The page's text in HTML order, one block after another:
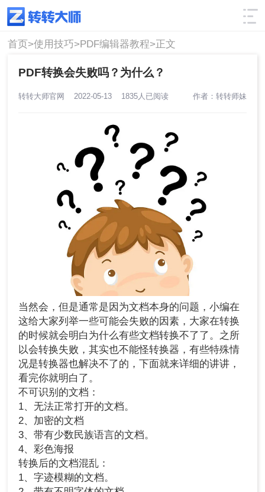
使用技巧 筛选
首页>使用技巧>PDF编辑器教程>正文
PDF转换会失败吗？为什么？
转转大师官网 2022-05-13 1835人已阅读 作者：转转师妹
当然会，但是通常是因为文档本身的问题，小编在
这给大家列举一些可能会失败的因素，大家在转换
的时候就会明白为什么有些文档转换不了了。之所
以会转换失败，其实也不能怪转换器，有些特殊情
况是转换器也解决不了的，下面就来详细的讲讲，
看完你就明白了。
不可识别的文档：
1、无法正常打开的文档。
2、加密的文档
3、带有少数民族语言的文档。
4、彩色海报
转换后的文档混乱：
1、字迹模糊的文档。